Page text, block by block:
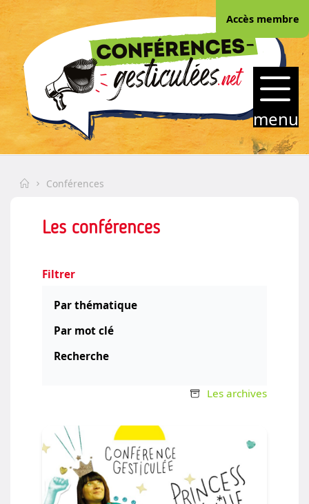
Skip
content
CONFERENCES-
GESTICULEES.NET
menu
Accès membre
HomeConférences
Les conférences
Filtrer
Par thématique
Par mot clé
Recherche
Les archives